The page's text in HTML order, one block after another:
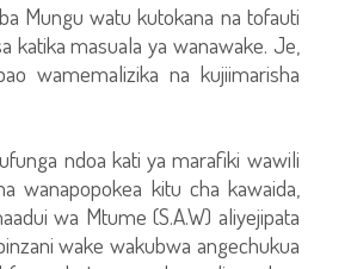
Mungu watu kutokana na tofauti
katika masuala ya wanawake. Je,
wamemalizika na kujiimarisha
ndoa kati ya marafiki wawili
wanapopokea kitu cha kawaida,
wa Mtume (S.A.W) aliyejipata
wake wakubwa angechukua